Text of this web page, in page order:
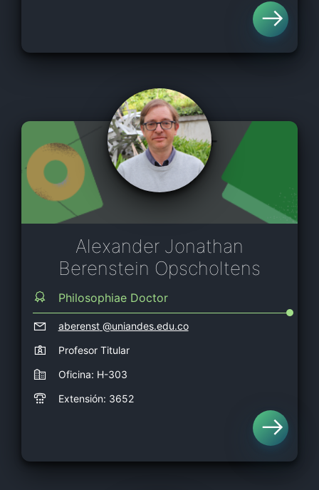
Alexander Jonathan
Berenstein Opscholtens
Philosophiae Doctor
aberenst @uniandes.edu.co
Profesor Titular
Oficina: H-303
Extensión: 3652